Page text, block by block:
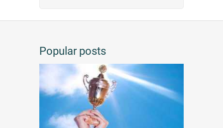
Popular posts